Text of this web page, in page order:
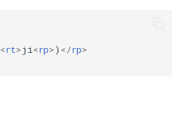
<rt>ji <rp>) </rp>